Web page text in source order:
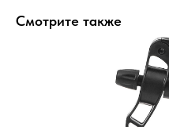
Смотрите также